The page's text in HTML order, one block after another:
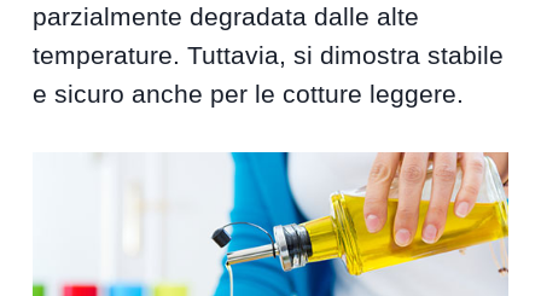
parzialmente degradata dalle alte
temperature. Tuttavia, si dimostra stabile
e sicuro anche per le cotture leggere.